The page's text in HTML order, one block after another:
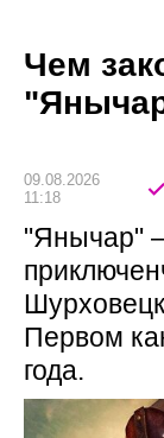
Чем
09.08.2026
11:18
"Янычар"
Первом
года.